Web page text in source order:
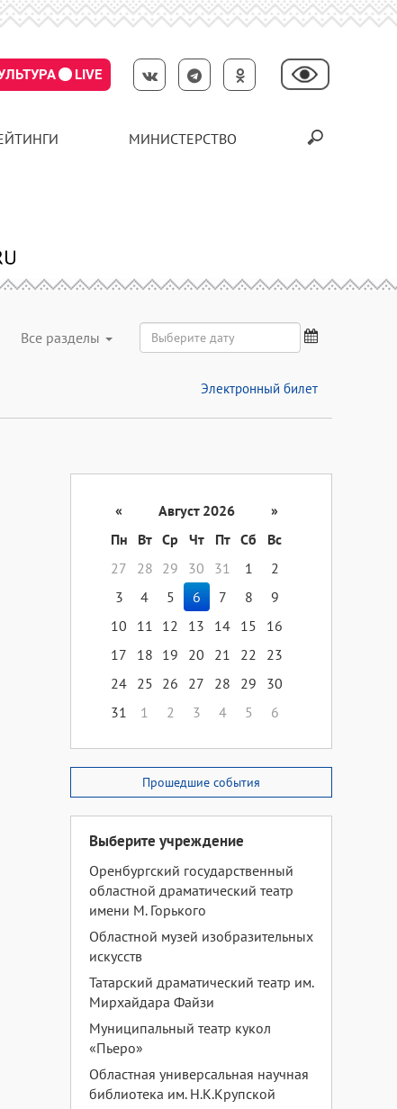
LIVE
МИНИСТЕРСТВО
Все разделы
Электронный билет
« Август 2026
»
Пн
Вт Ср Чт Пт Сб
Вс
27
28 29 30 31 1
2
3
4 5 6 7 8
9
10
11 12 13 14 15
16
17
18 19 20 21 22
23
24 25 26 27 28 29
30
31
1 2 3 4 5 6
Прошедшие события
Выберите учреждение
Оренбургский государственный
областной драматический театр
имени М. Горького
Областной музей изобразительных
искусств
Татарский драматический театр им.
Мирхайдара Файзи
Муниципальный театр кукол
«Пьеро»
Областная универсальная научная
библиотека им. Н.К.Крупской